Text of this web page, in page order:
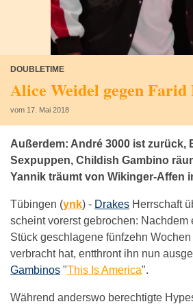
DOUBLETIME
Alice Weidel gegen Farid
vom 17. Mai 2018
Außerdem: André 3000 ist zurück,
Sexpuppen, Childish Gambino
Yannik träumt von Wikinger-Affen
Tübingen (ynk) - Drakes Herrschaft
scheint vorerst gebrochen: Nachdem
Stück geschlagene fünfzehn
verbracht hat, entthront ihn nun
Gambinos "This Is America".
Während anderswo berechtigte